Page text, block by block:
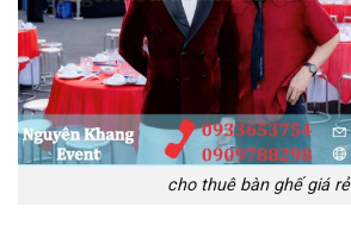
cho thuê bàn ghế giá rẻ